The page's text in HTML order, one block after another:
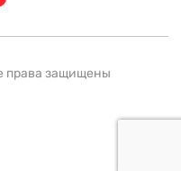
права защищены